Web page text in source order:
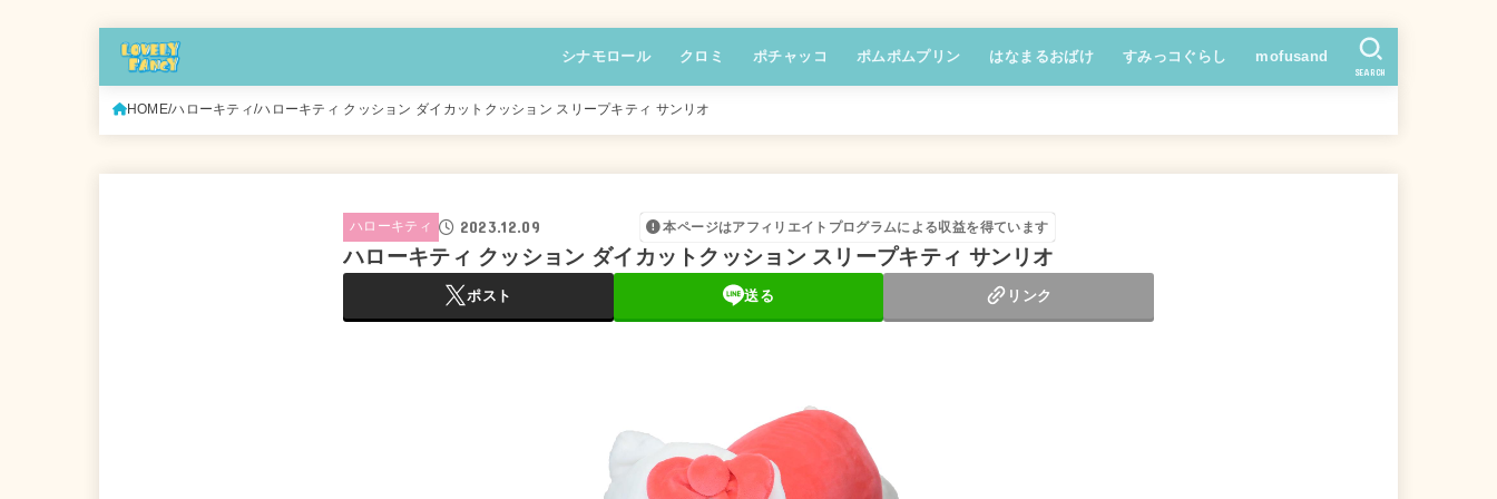
シナモロール クロミ ポチャッコ ポムポムプリン はなまるおばけ すみっコぐらし mofusand
SEARCH
HOME ハローキティ ハローキティ クッション ダイカットクッション スリープキティ サンリオ
ハローキティ 2023.12.09 本ページはアフィリエイトプログラムによる収益を得ています
ハローキティ クッション ダイカットクッション スリープキティ サンリオ
ポスト 送る リンク